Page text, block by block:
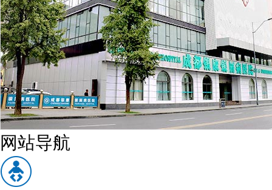
网站导航